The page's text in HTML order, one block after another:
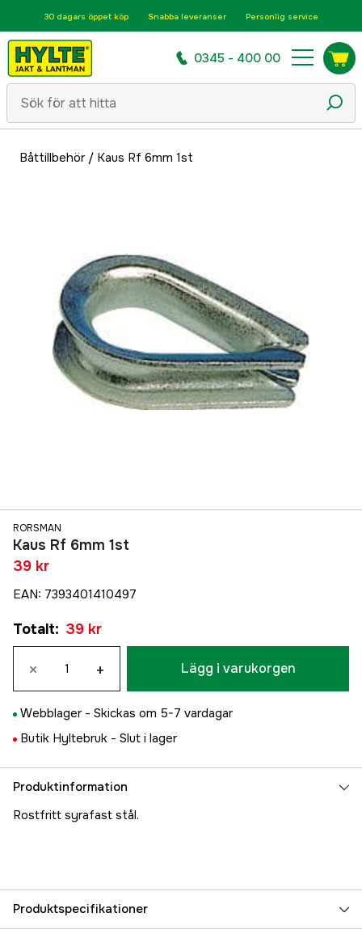
30 dagars öppet köp Snabba leveranser Personlig service
0345 - 400 00
Båttillbehör/ Kaus Rf 6mm 1st
RORSMAN
Kaus Rf 6mm 1st
39 kr
EAN: 7393401410497
Totalt: 39 kr
× + Lägg i varukorgen
Webblager - Skickas om 5-7 vardagar
Butik Hyltebruk - Slut i lager
Produktinformation
Rostfritt syrafast stål.
Produktspecifikationer